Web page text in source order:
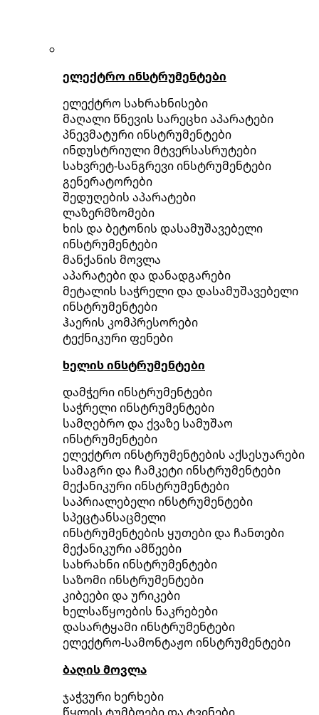
ელექტრო ინსტრუმენტები
ელექტრო სახრახნისები
მაღალი წნევის სარეცხი აპარატები
პნევმატური ინსტრუმენტები
ინდუსტრიული მტვერსასრუტები
სახვრეტ-სანგრევი ინსტრუმენტები
გენერატორები
შედუღების აპარატები
ლაზერმზომები
ხის და ბეტონის დასამუშავებელი
ინსტრუმენტები
მანქანის მოვლა
აპარატები და დანადგარები
მეტალის საჭრელი და დასამუშავებელი
ინსტრუმენტები
ჰაერის კომპრესორები
ტექნიკური ფენები
ხელის ინსტრუმენტები
დამჭერი ინსტრუმენტები
საჭრელი ინსტრუმენტები
სამღებრო და ქვაზე სამუშაო
ინსტრუმენტები
ელექტრო ინსტრუმენტების აქსესუარები
სამაგრი და ჩამკეტი ინსტრუმენტები
მექანიკური ინსტრუმენტები
საპრიალებელი ინსტრუმენტები
სპეცტანსაცმელი
ინსტრუმენტების ყუთები და ჩანთები
მექანიკური ამწეები
სახრახნი ინსტრუმენტები
საზომი ინსტრუმენტები
კიბეები და ურიკები
ხელსაწყოების ნაკრებები
დასარტყამი ინსტრუმენტები
ელექტრო-სამონტაჟო ინსტრუმენტები
ბაღის მოვლა
ჯაჭვური ხერხები